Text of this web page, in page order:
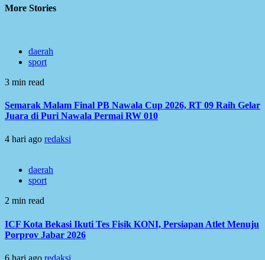
More Stories
daerah
sport
3 min read
Semarak Malam Final PB Nawala Cup 2026, RT 09 Raih Gelar
Juara di Puri Nawala Permai RW 010
4 hari ago redaksi
daerah
sport
2 min read
ICF Kota Bekasi Ikuti Tes Fisik KONI, Persiapan Atlet Menuju
Porprov Jabar 2026
6 hari ago redaksi